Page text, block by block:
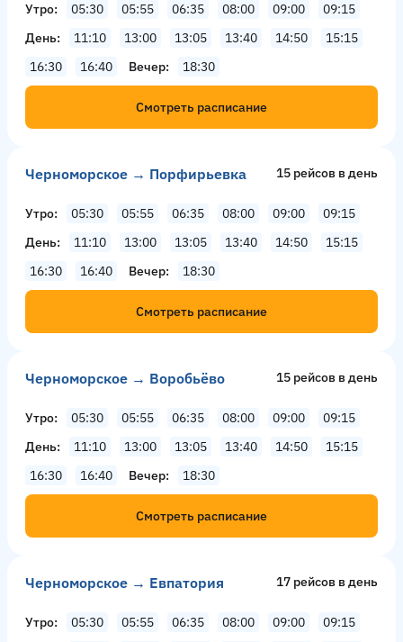
Утро 05:30 05:55 06:35 08:00 09:00
09:15
День
11:10 13:00 13:05 13:40 14:50
15:15
16:30
16:40 Вечер 18:30
Смотреть расписание
Черноморское → Порфирьевка 15 рейсов в день
Утро 05:30 05:55 06:35 08:00 09:00
09:15
День
11:10 13:00 13:05 13:40 14:50
15:15
16:30
16:40 Вечер 18:30
Смотреть расписание
Черноморское → Воробьёво 15 рейсов в день
Утро 05:30 05:55 06:35 08:00 09:00
09:15
День
11:10 13:00 13:05 13:40 14:50
15:15
16:30
16:40 Вечер 18:30
Смотреть расписание
Черноморское → Евпатория 17 рейсов в день
Утро 05:30 05:55 06:35 08:00 09:00
09:15